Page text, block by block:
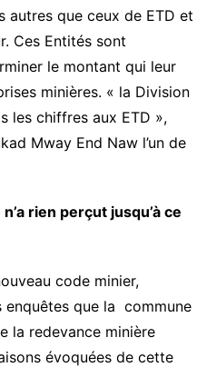
autres que ceux de ETD et
Ces Entités sont
le montant qui leur
minières. « la Division
les chiffres aux ETD »,
Mway End Naw l’un de
rien perçut jusqu’à ce
code minier,
enquêtes que la commune
la redevance minière
évoquées de cette